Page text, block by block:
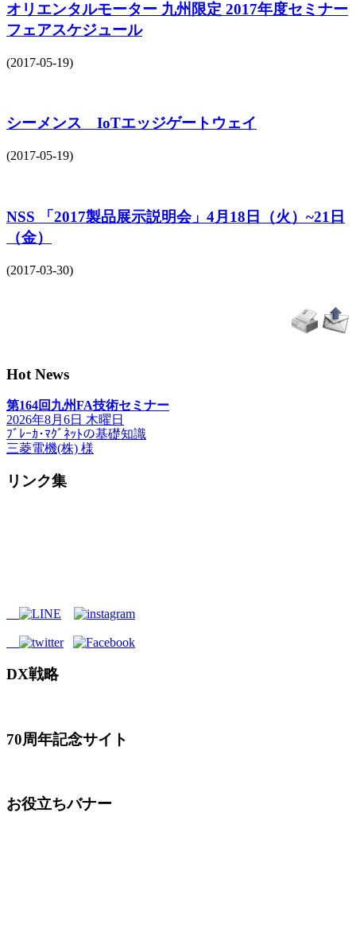
オリエンタルモーター 九州限定 2017年度セミナー
フェアスケジュール
(2017-05-19)
シーメンス IoTエッジゲートウェイ
(2017-05-19)
NSS 「2017製品展示説明会」4月18日（火）~21日
（金）
(2017-03-30)
Hot News
第164回九州FA技術セミナー
2026年8月6日 木曜日
ﾌﾞﾚｰｶ･ﾏｸﾞﾈｯﾄの基礎知識
三菱電機(株) 様
リンク集
DX戦略
70周年記念サイト
お役立ちバナー